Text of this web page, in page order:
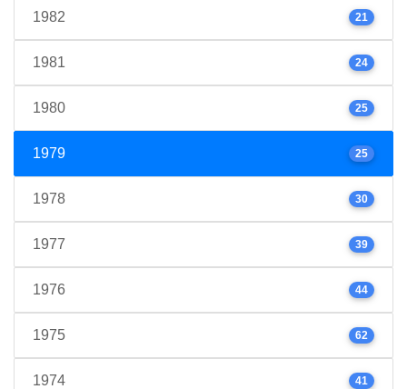
1982 21
1981 24
1980 25
1979 25
1978 30
1977 39
1976 44
1975 62
1974 41